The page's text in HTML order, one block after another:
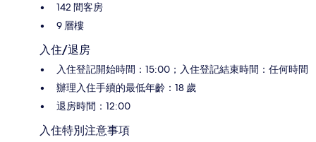
142 間客房
9 層樓
入住/退房
入住登記開始時間：15:00；入住登記結束時間：任何時間
辦理入住手續的最低年齡：18 歲
退房時間：12:00
入住特別注意事項